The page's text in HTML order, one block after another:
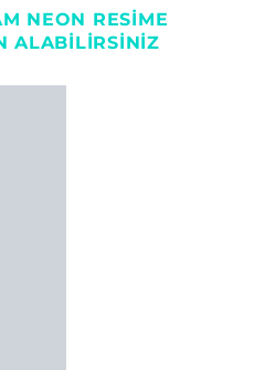
NEON RESIME
ALABILIRSINIZ